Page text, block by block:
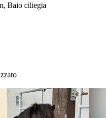
Baio ciliegia